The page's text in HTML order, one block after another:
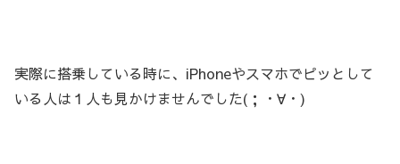
実際に搭乗している時に、iPhoneやスマホでピッとして
いる人は１人も見かけませんでした(；・∀・)